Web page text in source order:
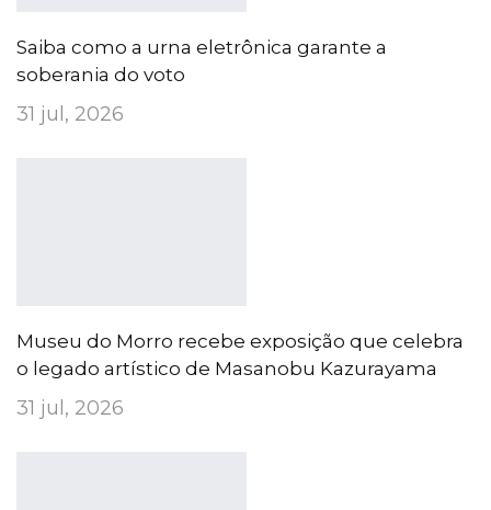
Saiba como a urna eletrônica garante a
soberania do voto
31 jul, 2026
Museu do Morro recebe exposição que celebra
o legado artístico de Masanobu Kazurayama
31 jul, 2026